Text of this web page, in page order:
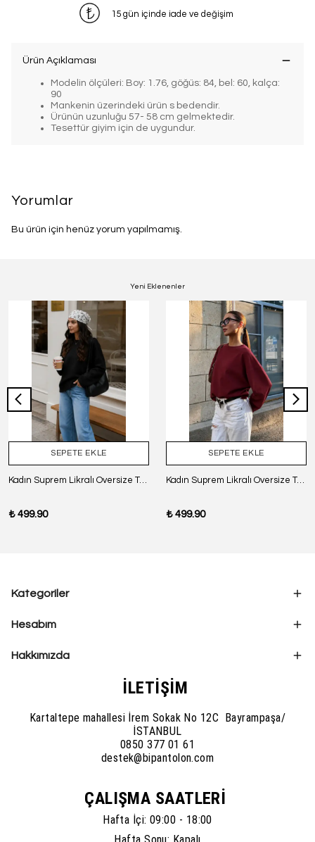
15 gün içinde iade ve değişim
Ürün Açıklaması
Modelin ölçüleri: Boy: 1.76, göğüs: 84, bel: 60, kalça:
90
Mankenin üzerindeki ürün s bedendir.
Ürünün uzunluğu 57- 58 cm gelmektedir.
Tesettür giyim için de uygundur.
Yorumlar
Bu ürün için henüz yorum yapılmamış.
Yeni Eklenenler
SEPETE EKLE
Kadın Suprem Likralı Oversize T-Shirt - SİYAH
₺ 499.90
SEPETE EKLE
Kadın Suprem Likralı Oversize T-Shirt - BORDO
₺ 499.90
Kategoriler
Hesabım
Hakkımızda
İLETİŞİM
Kartaltepe mahallesi İrem Sokak No 12C Bayrampaşa/
İSTANBUL
0850 377 01 61
destek@bipantolon.com
ÇALIŞMA SAATLERİ
Hafta İçi: 09:00 - 18:00